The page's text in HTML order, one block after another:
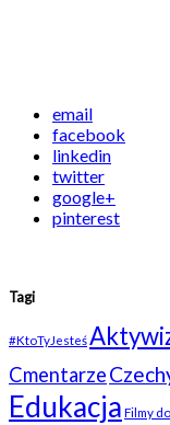
email
facebook
linkedin
twitter
google+
pinterest
Tagi
#KtoTyJesteś
Cmentarze
Edukacja Filmy